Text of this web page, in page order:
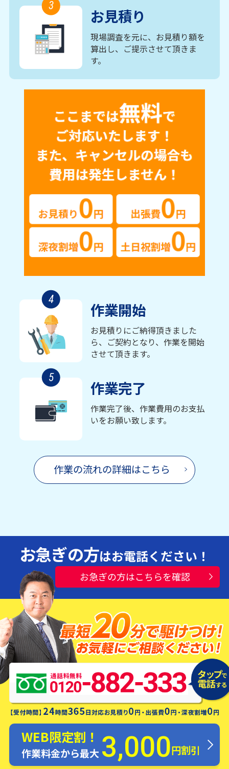
3
お見積り
現場調査を元に、お見積り額を
算出し、ご提示させて頂きま
す。
4
作業開始
お見積りにご納得頂きました
ら、ご契約となり、作業を開始
させて頂きます。
5
作業完了
作業完了後、作業費用のお支払
いをお願い致します。
作業の流れの詳細はこちら
お急ぎの方はお電話ください！
お急ぎの方はこちらを確認
水漏れ・つまり・修理お電話一本ですぐ
にお伺いします！
WEB限定割！
作業料金から最大 3,000円割引